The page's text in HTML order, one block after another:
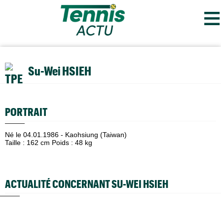
≡
Su-Wei HSIEH
PORTRAIT
Né le 04.01.1986 - Kaohsiung (Taiwan)
Taille : 162 cm Poids : 48 kg
ACTUALITÉ CONCERNANT SU-WEI HSIEH